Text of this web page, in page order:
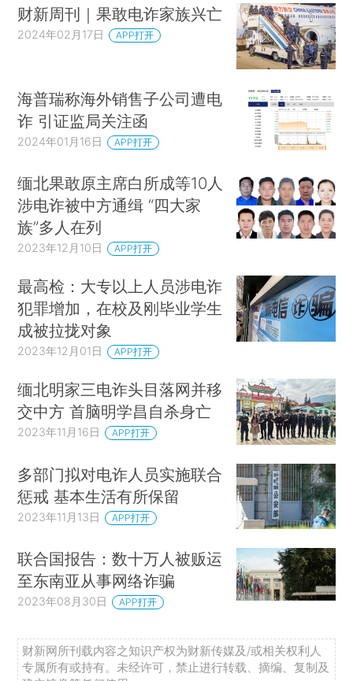
财新周刊｜果敢电诈家族兴亡
2024年02月17日 APP打开
海普瑞称海外销售子公司遭电
诈 引证监局关注函
2024年01月16日 APP打开
缅北果敢原主席白所成等10人
涉电诈被中方通缉 “四大家
族”多人在列
2023年12月10日 APP打开
最高检：大专以上人员涉电诈
犯罪增加，在校及刚毕业学生
成被拉拢对象
2023年12月01日 APP打开
缅北明家三电诈头目落网并移
交中方 首脑明学昌自杀身亡
2023年11月16日 APP打开
多部门拟对电诈人员实施联合
惩戒 基本生活有所保留
2023年11月13日 APP打开
联合国报告：数十万人被贩运
至东南亚从事网络诈骗
2023年08月30日 APP打开
财新网所刊载内容之知识产权为财新传媒及/或相关权利人
专属所有或持有。未经许可，禁止进行转载、摘编、复制及